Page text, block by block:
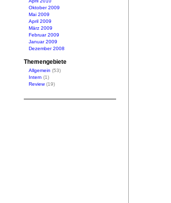
Oktober 2009
Mai 2009
April 2009
März 2009
Februar 2009
Januar 2009
Dezember 2008
Themengebiete
Allgemein (53)
Intern (1)
Review(19)